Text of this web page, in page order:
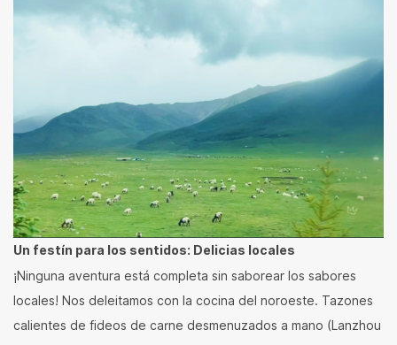
Un festín para los sentidos: Delicias locales
¡Ninguna aventura está completa sin saborear los sabores
locales! Nos deleitamos con la cocina del noroeste. Tazones
calientes de fideos de carne desmenuzados a mano (Lanzhou